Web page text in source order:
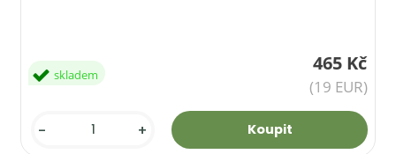
465 Kč
(19 EUR)
skladem
- +